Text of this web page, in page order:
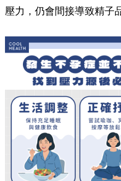
壓力，仍會間接導致精子